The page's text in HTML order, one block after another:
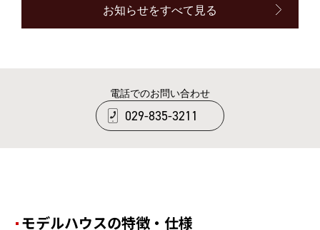
お知らせをすべて見る
電話でのお問い合わせ
029-835-3211
モデルハウスの特徴・仕様